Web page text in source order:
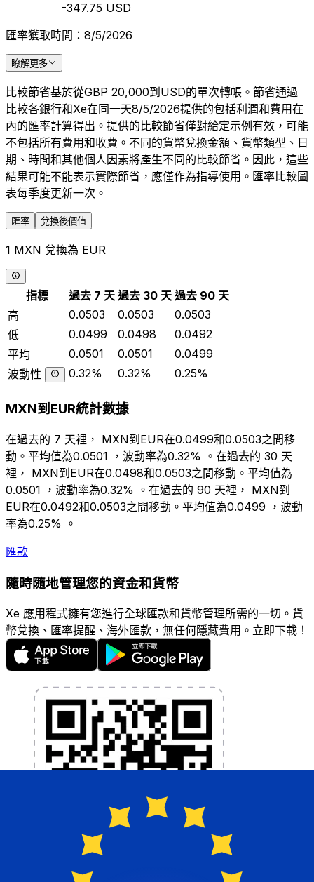
-347.75 USD
匯率獲取時間：8/5/2026
瞭解更多
比較節省基於從GBP 20,000到USD的單次轉帳。節省通過
比較各銀行和Xe在同一天8/5/2026提供的包括利潤和費用在
內的匯率計算得出。提供的比較節省僅對給定示例有效，可能
不包括所有費用和收費。不同的貨幣兌換金額、貨幣類型、日
期、時間和其他個人因素將產生不同的比較節省。因此，這些
結果可能不能表示實際節省，應僅作為指導使用。匯率比較圖
表每季度更新一次。
匯率 兌換後價值
1 MXN 兌換為 EUR
指標 過去 7 天 過去 30 天 過去 90 天
高
0.0503 0.0503
0.0503
低
0.0499 0.0498
0.0492
平均
0.0501 0.0501
0.0499
波動性
0.32% 0.32% 0.25%
MXN到EUR統計數據
在過去的 7 天裡， MXN到EUR在0.0499和0.0503之間移
動。平均值為0.0501 ，波動率為0.32% 。在過去的 30 天
裡， MXN到EUR在0.0498和0.0503之間移動。平均值為
0.0501 ，波動率為0.32% 。在過去的 90 天裡， MXN到
EUR在0.0492和0.0503之間移動。平均值為0.0499 ，波動
率為0.25% 。
匯款
隨時隨地管理您的資金和貨幣
Xe 應用程式擁有您進行全球匯款和貨幣管理所需的一切。貨
幣兌換、匯率提醒、海外匯款，無任何隱藏費用。立即下載！